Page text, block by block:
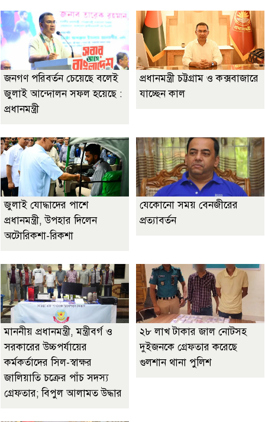
জনগণ পরিবর্তন চেয়েছে বলেই
জুলাই আন্দোলন সফল হয়েছে :
প্রধানমন্ত্রী
প্রধানমন্ত্রী চট্টগ্রাম ও কক্সবাজারে
যাচ্ছেন কাল
জুলাই যোদ্ধাদের পাশে
প্রধানমন্ত্রী, উপহার দিলেন
অটোরিকশা-রিকশা
যেকোনো সময় বেনজীরের
প্রত্যাবর্তন
মাননীয় প্রধানমন্ত্রী, মন্ত্রীবর্গ ও
সরকারের উচ্চপর্যায়ের
কর্মকর্তাদের সিল-স্বাক্ষর
জালিয়াতি চক্রের পাঁচ সদস্য
গ্রেফতার; বিপুল আলামত উদ্ধার
২৮ লাখ টাকার জাল নোটসহ
দুইজনকে গ্রেফতার করেছে
গুলশান থানা পুলিশ